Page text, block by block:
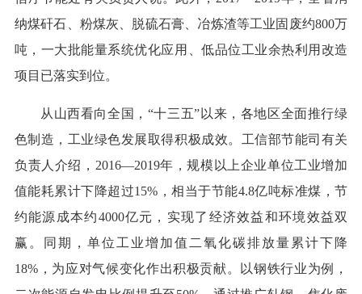
纳煤矸石、粉煤灰、脱硫石膏、冶炼渣等工业固废约800万
吨，一大批能量系统优化应用、低品位工业余热利用改造
项目已落实到位。
从山西看向全国，“十三五”以来，各地区全面推行绿
色制造，工业绿色发展取得积极成效。工信部节能司有关
负责人介绍，2016—2019年，规模以上企业单位工业增加
值能耗累计下降超过15%，相当于节能4.8亿吨标准煤，节
约能源成本约4000亿元，实现了经济效益和环境效益双
赢。同期，单位工业增加值二氧化碳排放量累计下降
18%，为应对气候变化作出积极贡献。以钢铁行业为例，